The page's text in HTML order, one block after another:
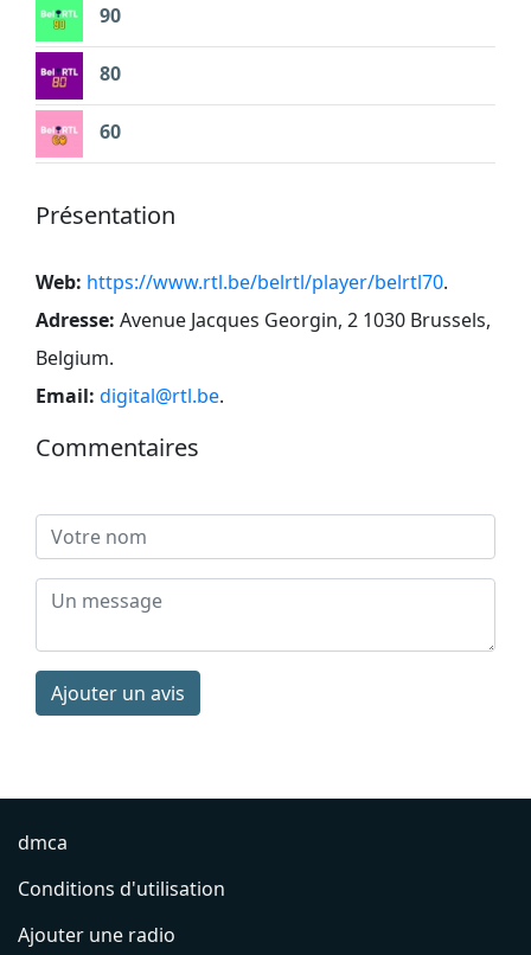
90
80
60
Présentation
Web: https://www.rtl.be/belrtl/player/belrtl70.
Adresse: Avenue Jacques Georgin, 2 1030 Brussels,
Belgium.
Email: digital@rtl.be.
Commentaires
Ajouter un avis
dmca
Conditions d'utilisation
Ajouter une radio